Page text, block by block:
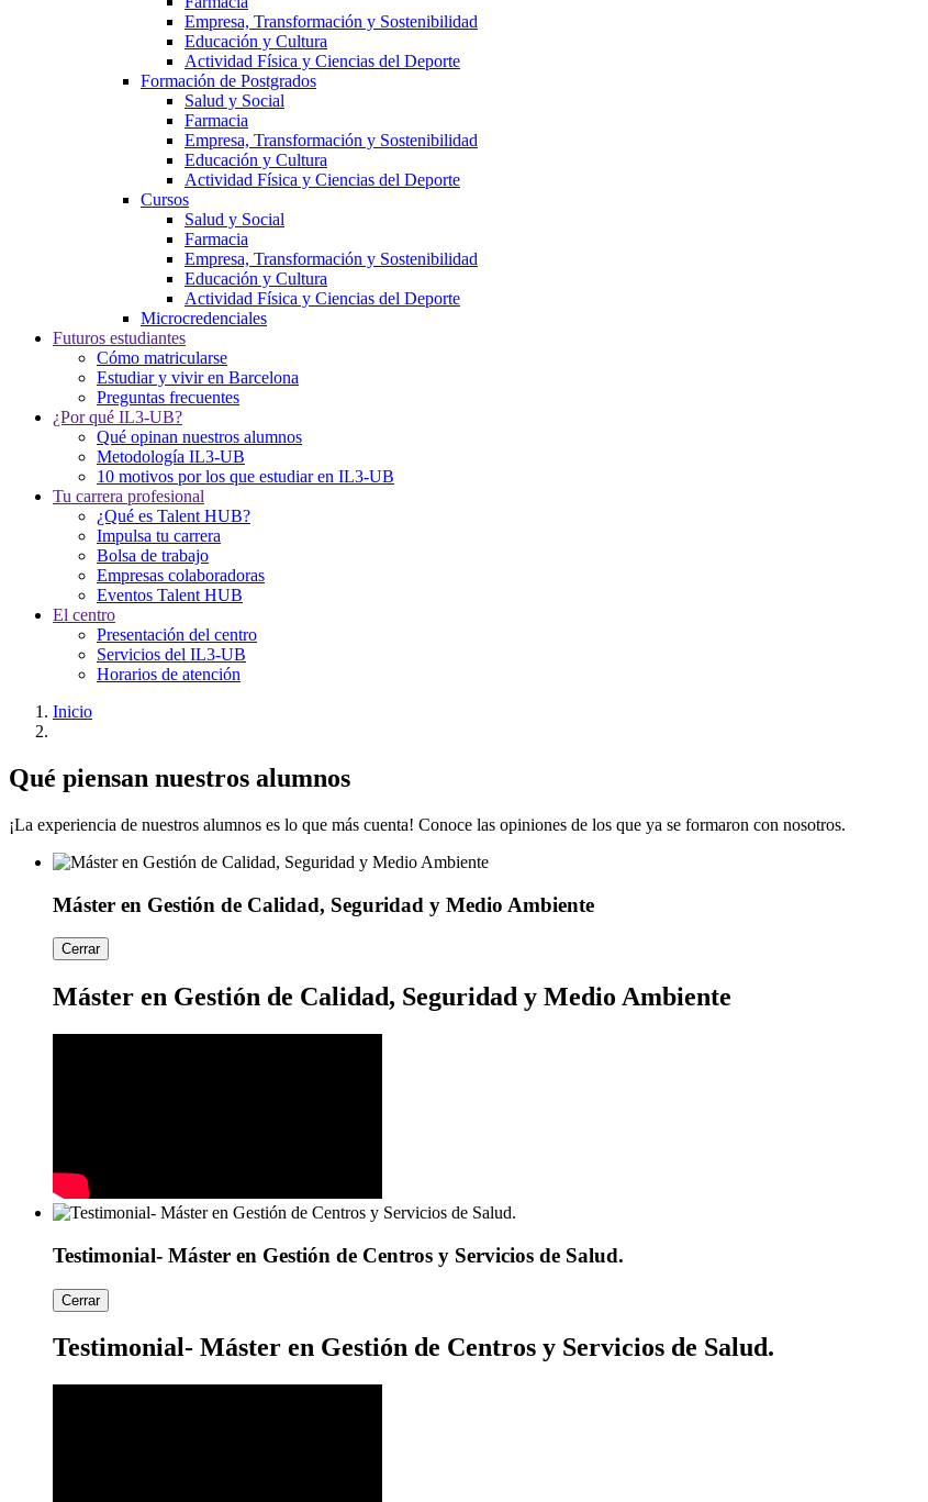
Empresa, Transformación y Sostenibilidad
Educación y Cultura
Actividad Física y Ciencias del Deporte
Formación de Postgrados
Salud y Social
Farmacia
Empresa, Transformación y Sostenibilidad
Educación y Cultura
Actividad Física y Ciencias del Deporte
Cursos
Salud y Social
Farmacia
Empresa, Transformación y Sostenibilidad
Educación y Cultura
Actividad Física y Ciencias del Deporte
Microcredenciales
Futuros estudiantes
Cómo matricularse
Estudiar y vivir en Barcelona
Preguntas frecuentes
¿Por qué IL3-UB?
Qué opinan nuestros alumnos
Metodología IL3-UB
10 motivos por los que estudiar en IL3-UB
Tu carrera profesional
¿Qué es Talent HUB?
Impulsa tu carrera
Bolsa de trabajo
Empresas colaboradoras
Eventos Talent HUB
El centro
Presentación del centro
Servicios del IL3-UB
Horarios de atención
Inicio
Qué piensan nuestros alumnos
¡La experiencia de nuestros alumnos es lo que más cuenta! Conoce las opiniones de los que ya se formaron con nosotros.
Máster en Gestión de Calidad, Seguridad y Medio Ambiente
Cerrar
Máster en Gestión de Calidad, Seguridad y Medio Ambiente
Testimonial- Máster en Gestión de Centros y Servicios de Salud.
Cerrar
Testimonial- Máster en Gestión de Centros y Servicios de Salud.